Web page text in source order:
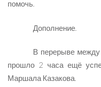
помочь.
Дополнение.
В перерыве между
прошло 2 часа ещё
Маршала Казакова.